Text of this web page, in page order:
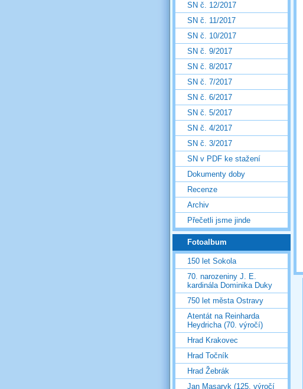
SN č. 12/2017
SN č. 11/2017
SN č. 10/2017
SN č. 9/2017
SN č. 8/2017
SN č. 7/2017
SN č. 6/2017
SN č. 5/2017
SN č. 4/2017
SN č. 3/2017
SN v PDF ke stažení
Dokumenty doby
Recenze
Archiv
Přečetli jsme jinde
Fotoalbum
150 let Sokola
70. narozeniny J. E.
kardinála Dominika Duky
750 let města Ostravy
Atentát na Reinharda
Heydricha (70. výročí)
Hrad Krakovec
Hrad Točník
Hrad Žebrák
Jan Masaryk (125. výročí